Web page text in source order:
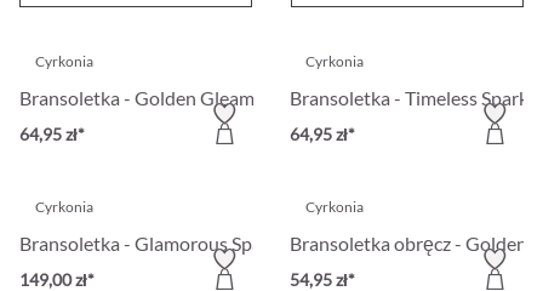
Cyrkonia
Bransoletka - Golden Gleam
64,95 zł*
Cyrkonia
Bransoletka - Timeless Sparkle
64,95 zł*
Cyrkonia
Bransoletka - Glamorous Spark
149,00 zł*
Cyrkonia
Bransoletka obręcz - Golden
54,95 zł*